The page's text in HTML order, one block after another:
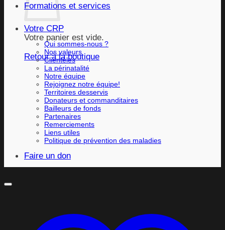
Votre panier est vide.
Retour à la boutique
Formations et services
Votre CRP
Qui sommes-nous ?
Nos valeurs
Clientèles
La périnatalité
Notre équipe
Rejoignez notre équipe!
Territoires desservis
Donateurs et commanditaires
Bailleurs de fonds
Partenaires
Remerciements
Liens utiles
Politique de prévention des maladies
Faire un don